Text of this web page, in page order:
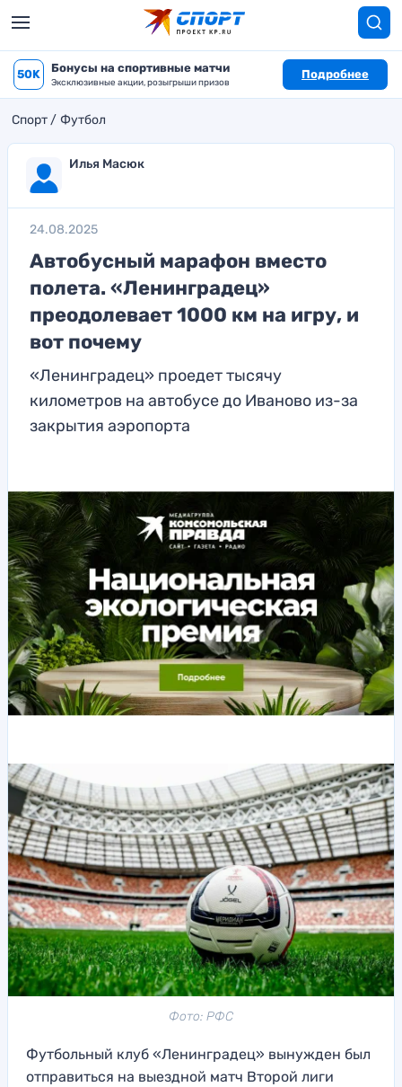
50K Бонусы на спортивные матчи
Эксклюзивные акции, розыгрыши призов
Подробнее
Спорт Футбол
Илья Масюк
24.08.2025
Автобусный марафон вместо
полета. «Ленинградец»
преодолевает 1000 км на игру, и
вот почему
«Ленинградец» проедет тысячу
километров на автобусе до Иваново из-за
закрытия аэропорта
Фото: РФС
Футбольный клуб «Ленинградец» вынужден был
отправиться на выездной матч Второй лиги